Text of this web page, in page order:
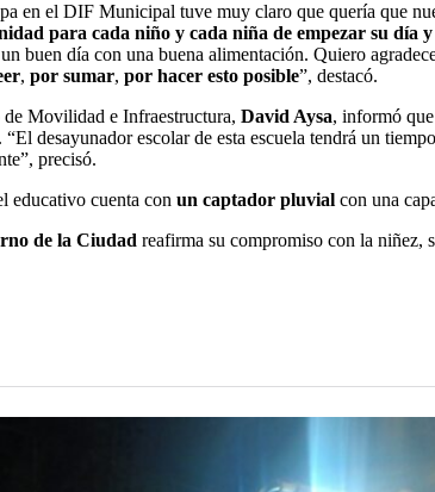
en el DIF Municipal tuve muy claro que quería que
para cada niño y cada niña de empezar su día
buen día con una buena alimentación. Quiero
, por sumar, por hacer esto posible”, destacó.
Movilidad e Infraestructura, David Aysa, informó
. “El desayunador escolar de esta escuela tendrá un
precisó.
educativo cuenta con un captador pluvial con una
de la Ciudad reafirma su compromiso con la niñez,